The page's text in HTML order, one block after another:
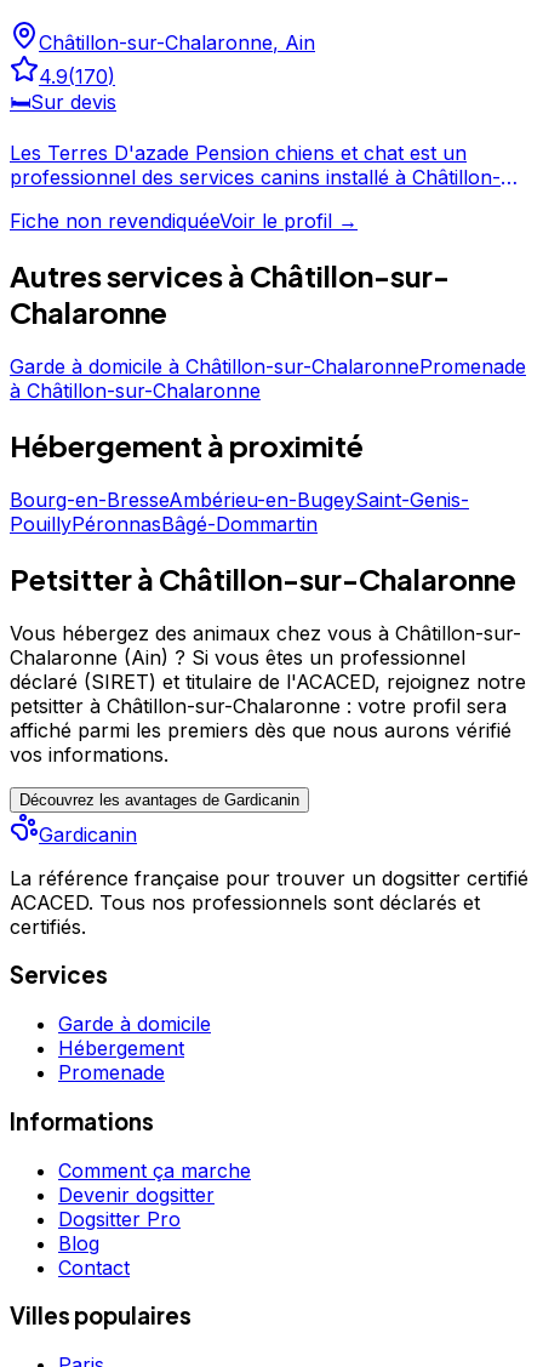
Châtillon-sur-Chalaronne, Ain
4.9(170)
🛏️Sur devis
Les Terres D'azade Pension chiens et chat est un
professionnel des services canins installé à Châtillon-
une note de 4.9/5 sur 170 avis, Les Terres D'azade
canins les mieux notés de Châtillon-sur-Chalaronne.
Prenez contact pour discuter de vos besoins et
organiser la garde de votre chien. Les Terres D'azade
canin situé à Châtillon-sur-Chalaronne. Noté 4.9/5
⭐⭐⭐⭐⭐ sur Google Maps avec 170 avis.
Fiche non revendiquéeVoir le profil →
Autres services à Châtillon-sur-
Chalaronne
Garde à domicile à Châtillon-sur-ChalaronnePromenade
à Châtillon-sur-Chalaronne
Hébergement à proximité
Bourg-en-BresseAmbérieu-en-BugeySaint-Genis-
PouillyPéronnasBâgé-Dommartin
Petsitter à Châtillon-sur-Chalaronne
Vous hébergez des animaux chez vous à Châtillon-sur-
Chalaronne (Ain) ? Si vous êtes un professionnel
déclaré (SIRET) et titulaire de l'ACACED, rejoignez notre
petsitter à Châtillon-sur-Chalaronne : votre profil sera
affiché parmi les premiers dès que nous aurons vérifié
vos informations.
Découvrez les avantages de Gardicanin
Gardicanin
La référence française pour trouver un dogsitter certifié
ACACED. Tous nos professionnels sont déclarés et
certifiés.
Services
Garde à domicile
Hébergement
Promenade
Informations
Comment ça marche
Devenir dogsitter
Dogsitter Pro
Blog
Contact
Villes populaires